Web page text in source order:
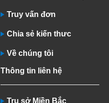
Truy vấn đơn
Chia sẻ kiến thưc
Về chúng tôi
Thông tin liên hệ
Trụ sở Miền Bắc